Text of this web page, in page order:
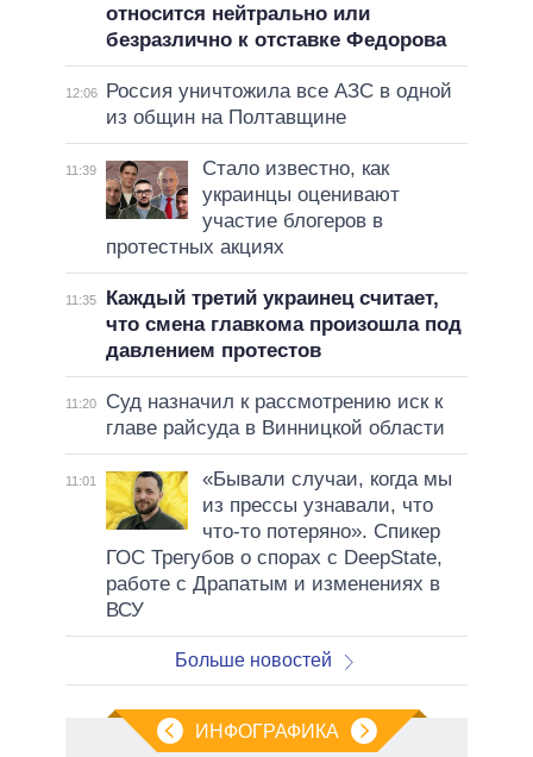
относится нейтрально или
безразлично к отставке Федорова
12:06
Россия уничтожила все АЗС в одной
из общин на Полтавщине
11:39
Стало известно, как
украинцы оценивают
участие блогеров в
протестных акциях
11:35
Каждый третий украинец считает,
что смена главкома произошла под
давлением протестов
11:20
Суд назначил к рассмотрению иск к
главе райсуда в Винницкой области
11:01
«Бывали случаи, когда мы
из прессы узнавали, что
что-то потеряно». Спикер
ГОС Трегубов о спорах с DeepState,
работе с Драпатым и изменениях в
ВСУ
Больше новостей
ИНФОГРАФИКА